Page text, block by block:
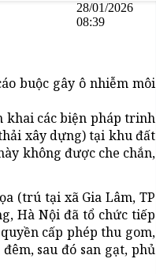
28/01/2026
08:39
buộc gây ô nhiễm môi
khai các biện pháp trinh
xây dựng) tại khu đất
không được che chắn,
(trú tại xã Gia Lâm, TP
Hà Nội đã tổ chức tiếp
cấp phép thu gom,
sau đó san gạt, phủ